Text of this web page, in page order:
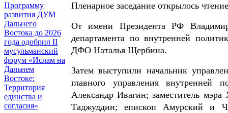
Программу
развития ДУМ
Дальнего
Востока до 2026
года одобрил II
мусульманский
форум «Ислам на
Дальнем
Востоке:
Территория
единства и
согласия»
Пленарное заседание открылось
От имени Президента РФ
департамента по внутренней
ДФО Наталья Щербина.
Затем выступили начальник
главного управления внутренней
Александр Ивагин; заместитель
Таджуддин; епископ Амурский и